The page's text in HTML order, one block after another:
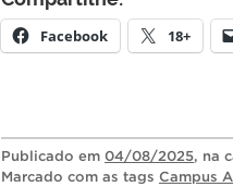
Facebook 18+
Publicado em 04/08/2025, na
Marcado com as tags Campus